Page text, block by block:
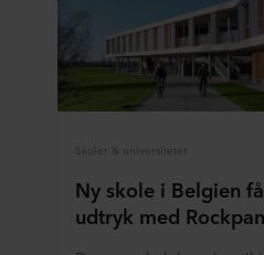
Skoler & universiteter
Ny skole i Belgien
udtryk med